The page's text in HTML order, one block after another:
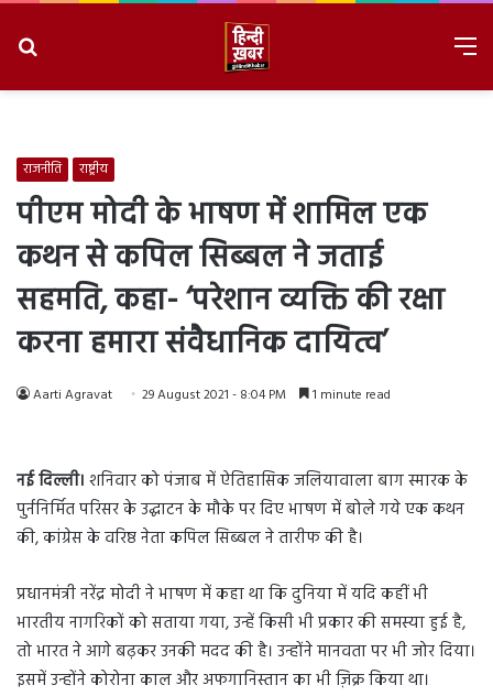
राजनीति राष्ट्रीय
पीएम मोदी के भाषण में शामिल एक
कथन से कपिल सिब्बल ने जताई
सहमति, कहा- ‘परेशान व्यक्ति की रक्षा
करना हमारा संवैधानिक दायित्व’
Aarti Agravat 29 August 2021 - 8:04 PM 1 minute read
नई दिल्ली। शनिवार को पंजाब में ऐतिहासिक जलियावाला बाग स्मारक के
पुर्ननिर्मित परिसर के उद्घाटन के मौके पर दिए भाषण में बोले गये एक कथन
की, कांग्रेस के वरिष्ठ नेता कपिल सिब्बल ने तारीफ की है।
प्रधानमंत्री नरेंद्र मोदी ने भाषण में कहा था कि दुनिया में यदि कहीं भी
भारतीय नागरिकों को सताया गया, उन्हें किसी भी प्रकार की समस्या हुई है,
तो भारत ने आगे बढ़कर उनकी मदद की है। उन्होंने मानवता पर भी जोर दिया।
इसमें उन्होंने कोरोना काल और अफगानिस्तान का भी ज़िक्र किया था।